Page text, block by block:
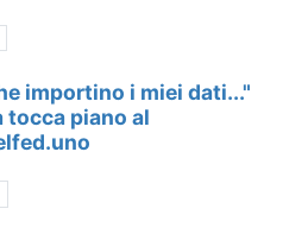
importino i miei dati..."
tocca piano al